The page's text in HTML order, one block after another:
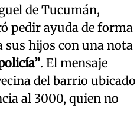
de Tucumán,
pedir ayuda de forma
sus hijos con una nota
. El mensaje
del barrio ubicado
al 3000, quien no